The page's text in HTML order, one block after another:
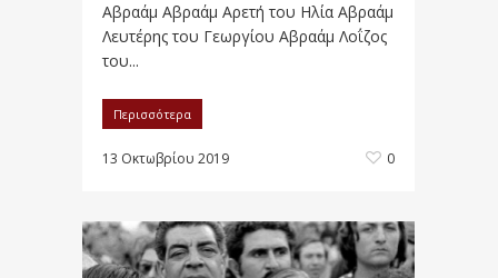
Αβραάμ Αβραάμ Αρετή του Ηλία Αβραάμ
Λευτέρης του Γεωργίου Αβραάμ Λοΐζος
του...
Περισσότερα
13 Οκτωβρίου 2019 0